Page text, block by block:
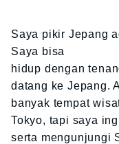
Saya pikir Jepang
Saya bisa
hidup dengan
datang ke Jepang.
banyak tempat
Tokyo, tapi saya
serta mengunjungi